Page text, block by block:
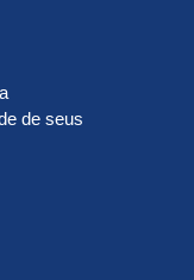
de seus